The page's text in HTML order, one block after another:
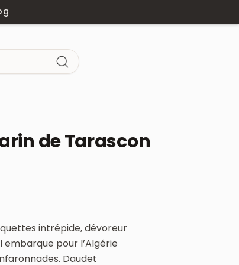
de Tarascon
intrépide, dévoreur
embarque pour l’Algérie
Daudet